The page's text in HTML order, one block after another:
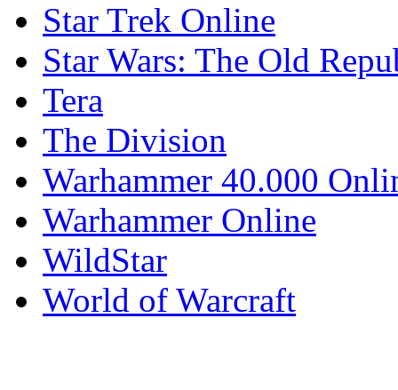
Star Trek Online
Star Wars: The Old
Tera
The Division
Warhammer 40.000
Warhammer Online
WildStar
World of Warcraft